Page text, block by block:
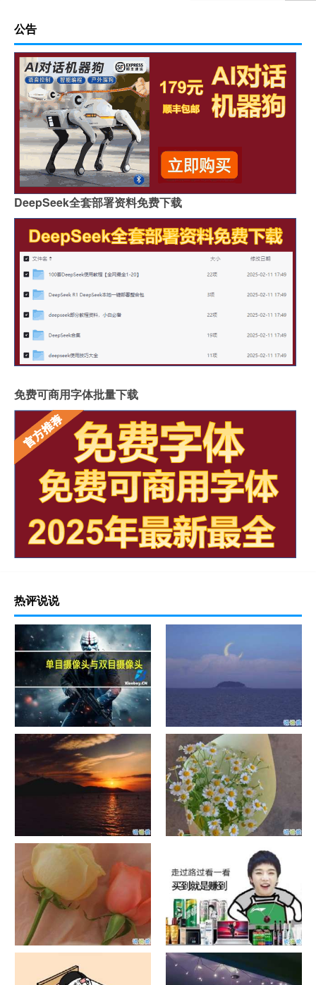
公告
DeepSeek全套部署资料免费下载
免费可商用字体批量下载
热评说说
单目摄像头与双目摄像头
晚安励志语录带图片 晚安心语
励志鸡汤
日出文案温柔句子 看日出的微
信说说配图
晒风景照的唯美说说配图 适合
发风景的朋友圈文案
官宣恋爱的说说配图 官宣句子
抖音摆地摊文案 摆地摊的搞笑
说说带图片